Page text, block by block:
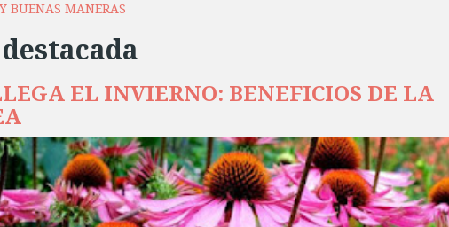
BUENAS MANERAS
EL INVIERNO: BENEFICIOS DE LA